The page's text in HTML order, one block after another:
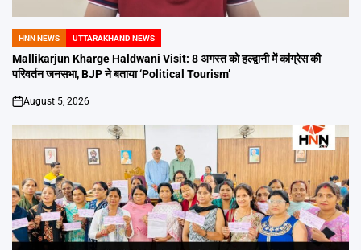
POSTED
IN
HNN NEWS UTTARAKHAND NEWS
Mallikarjun Kharge Haldwani Visit: 8 अगस्त को हल्द्वानी में कांग्रेस की
परिवर्तन जनसभा, BJP ने बताया ‘Political Tourism’
on
August 5, 2026